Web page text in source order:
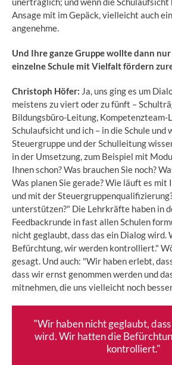
Ansage mit im Gepäck, vielleicht auch
angenehme.
Und Ihre ganze Gruppe wollte dann
einzelne Schule mit Vielfalt fördern
Christoph Höfer: Ja, uns ging es um
meistens zu viert oder zu fünft –
Bildungsbüro-Leitung, Kompetenzteam-
Schulaufsicht und ich – in die Schule und
Steuergruppe und der Schulleitung
in der Umsetzung, zum Beispiel mit
Ihnen schon? Was brauchen Sie noch?
Was planen Sie gerade? Wie läuft es
und mit der
unterstützen?" Die Lehrkräfte haben in
Feedbackrunde in fast allen Schulen
nicht geglaubt, dass das ein Dialog wird.
Befürchtung, wir werden kontrolliert."
gesagt. Und auch: "Wir haben erlebt,
dass wir ernst genommen werden und
mitnehmen, die uns vielleicht noch
"Wir haben nicht geglaubt,
wird. Wir hatten die
kontrolliert."